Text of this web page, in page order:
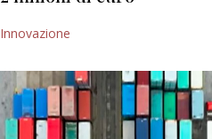
Innovazione